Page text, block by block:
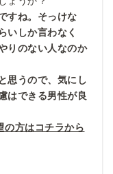
すね。そっけな
いしか言わなく
りのない人なのか
思うので、気にし
はできる男性が良
の方はコチラから